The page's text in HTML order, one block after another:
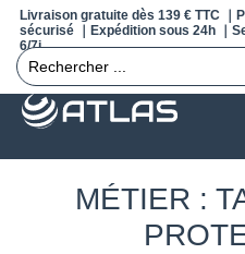
Livraison gratuite dès 139 € TTC ｜
sécurisé ｜Expédition sous 24h ｜
6/7j
MÉTIER :